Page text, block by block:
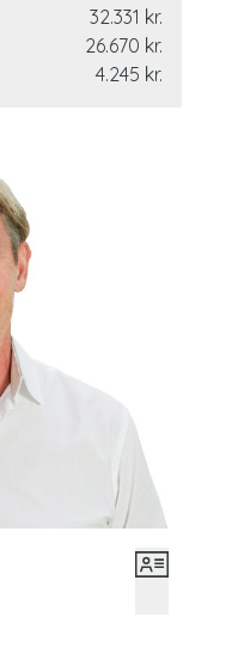
arkitektur, så
samme giver de
skov, en sø og
og friskole,
daglige indkøb.
kvarter, så I også
og
heldige ejere af
32.331 kr.
26.670 kr.
4.245 kr.